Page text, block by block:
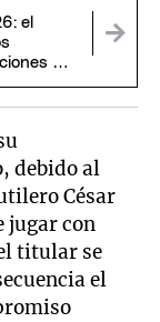
el
del
debido al
César
jugar con
titular se
el